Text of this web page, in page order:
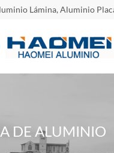
Lámina, Aluminio
DE ALUMINIO